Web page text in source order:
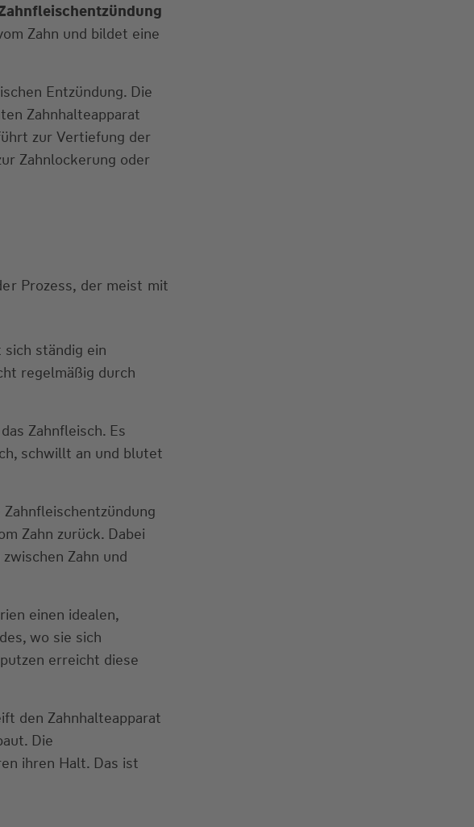
Zahn und bildet eine
Entzündung. Die
Zahnhalteapparat
zur Vertiefung der
Zahnlockerung oder
Prozess, der meist mit
ständig ein
regelmäßig durch
Zahnfleisch. Es
schwillt an und blutet
Zahn zurück. Dabei
Zahn und
einen idealen,
wo sie sich
erreicht diese
den Zahnhalteapparat
Die
ihren Halt. Das ist